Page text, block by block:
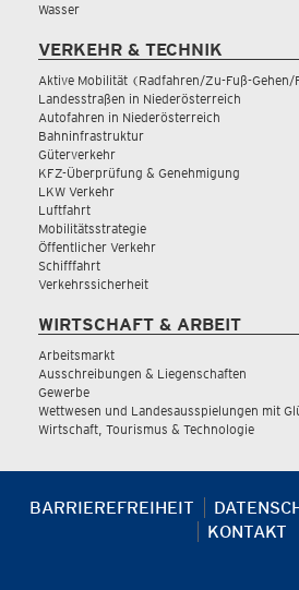
Wasser
VERKEHR & TECHNIK
Aktive Mobilität (Radfahren/Zu-Fuß-Gehen/
Landesstraßen in Niederösterreich
Autofahren in Niederösterreich
Bahninfrastruktur
Güterverkehr
KFZ-Überprüfung & Genehmigung
LKW Verkehr
Luftfahrt
Mobilitätsstrategie
Öffentlicher Verkehr
Schifffahrt
Verkehrssicherheit
WIRTSCHAFT & ARBEIT
Arbeitsmarkt
Ausschreibungen & Liegenschaften
Gewerbe
Wettwesen und Landesausspielungen mit
Wirtschaft, Tourismus & Technologie
BARRIEREFREIHEIT
KONTAKT